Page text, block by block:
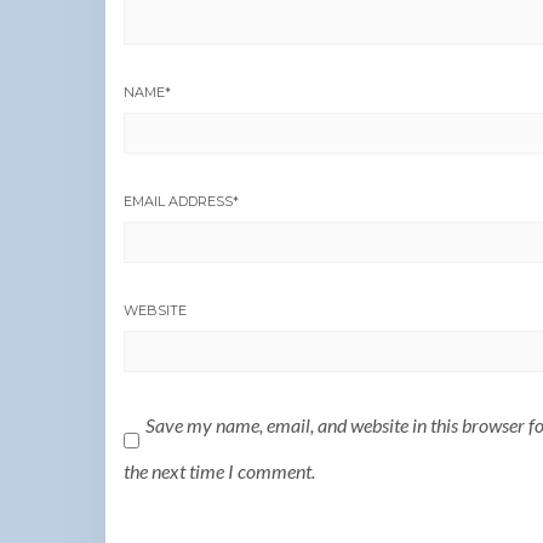
NAME*
EMAIL ADDRESS*
WEBSITE
Save my name, email, and website in this browser
the next time I comment.